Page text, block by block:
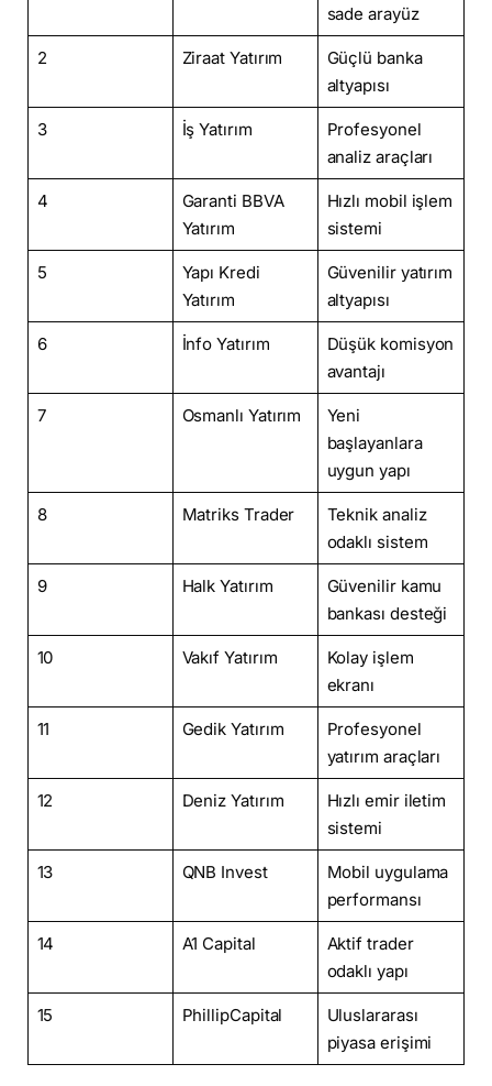
sade arayüz
2 Ziraat Yatırım
Güçlü banka
altyapısı
3 İş Yatırım
Profesyonel
analiz araçları
4
Garanti BBVA
Yatırım
Hızlı mobil işlem
sistemi
5
Yapı Kredi
Yatırım
Güvenilir yatırım
altyapısı
6 İnfo Yatırım
Düşük komisyon
avantajı
7 Osmanlı Yatırım
Yeni
başlayanlara
uygun yapı
8 Matriks Trader
Teknik analiz
odaklı sistem
9 Halk Yatırım
Güvenilir kamu
bankası desteği
10 Vakıf Yatırım
Kolay işlem
ekranı
11 Gedik Yatırım
Profesyonel
yatırım araçları
12 Deniz Yatırım
Hızlı emir iletim
sistemi
13 QNB Invest
Mobil uygulama
performansı
14 A1 Capital
Aktif trader
odaklı yapı
15 PhillipCapital
Uluslararası
piyasa erişimi